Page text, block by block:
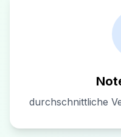
durchschnittliche